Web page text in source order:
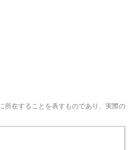
在することを表すものであり、実際の